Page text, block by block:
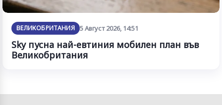
ВЕЛИКОБРИТАНИЯ 5 Август 2026, 14:51
Sky пусна най-евтиния мобилен план във
Великобритания